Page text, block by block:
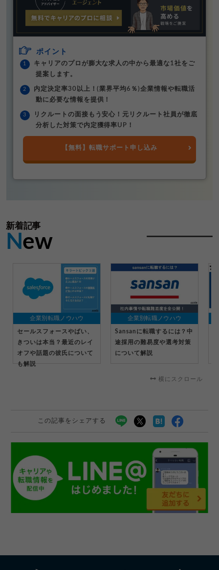
ポイント
キャリアのプロが膨大な求人の中から最適な1社をご
提案します。
内定決定率30以上！(業界平均6％)企業情報や転職活
動に必要な情報を提供！
リクルートの面接もう安心！元リクルート社員が徹底
分析した対策で内定獲得率UP！
【無料】転職サポート申し込み
新着記事
New
企業別転職ノウハウ
セールスフォースやばい、
きついは本当？最近のレイ
オフや話題の彼氏について
も解説
企業別転職ノウハウ
Sansanに転職するには？中
途採用の難易度や選考対策
について解説
横にスクロール
この記事をシェアする